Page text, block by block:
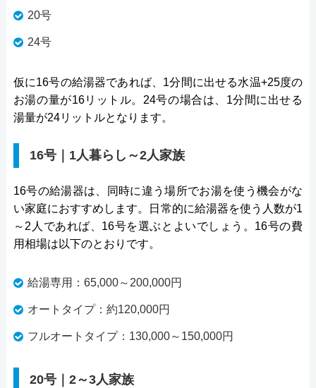
20号
24号
仮に16号の給湯器であれば、1分間に出せる水温+25度の
お湯の量が16リットル。24号の場合は、1分間に出せる
湯量が24リットルとなります。
16号｜1人暮らし～2人家族
16号の給湯器は、同時に違う場所でお湯を使う機会がな
い家庭におすすめします。日常的に給湯器を使う人数が1
～2人であれば、16号を選ぶとよいでしょう。16号の費
用相場は以下のとおりです。
給湯専用：65,000～200,000円
オートタイプ：約120,000円
フルオートタイプ：130,000～150,000円
20号｜2～3人家族